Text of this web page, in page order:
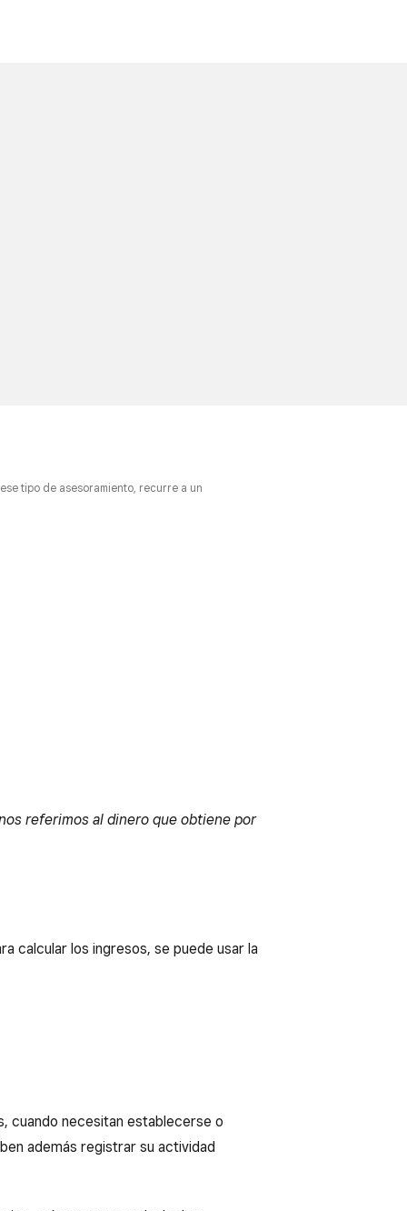
tipo de asesoramiento, recurre a un
referimos al dinero que obtiene por
calcular los ingresos, se puede usar la
cuando necesitan establecerse o
además registrar su actividad